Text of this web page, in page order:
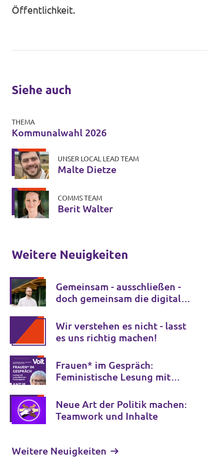
Öffentlichkeit.
Siehe auch
THEMA
Kommunalwahl 2026
UNSER LOCAL LEAD TEAM
Malte Dietze
COMMS TEAM
Berit Walter
Weitere Neuigkeiten
Gemeinsam - ausschließen -
doch gemeinsam die digitale
Wir verstehen es nicht - lasst
es uns richtig machen!
Frauen* im Gespräch:
Feministische Lesung mit
Neue Art der Politik machen:
Teamwork und Inhalte
Weitere Neuigkeiten